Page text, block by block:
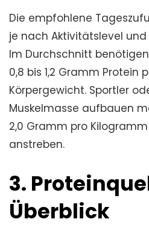
Die empfohlene
je nach Aktivitätslevel
Im Durchschnitt
0,8 bis 1,2 Gramm Protein
Körpergewicht. Sportler
Muskelmasse aufbauen
2,0 Gramm pro
anstreben.
3.
Überblick